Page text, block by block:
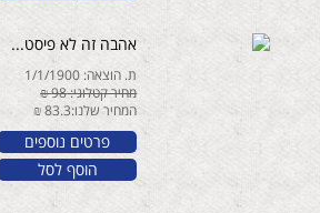
אהבה זה לא פיסט...
ת. הוצאה: 1/1/1900
מחיר קטלוגי: 98 ₪
המחיר שלנו:83.3 ₪
פרטים נוספים
הוסף לסל